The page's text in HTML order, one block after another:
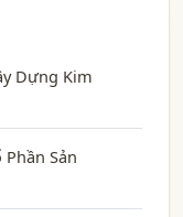
Dựng Kim
Sản